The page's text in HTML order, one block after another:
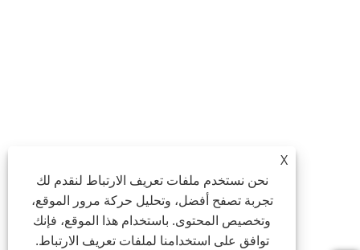
X
نحن نستخدم ملفات تعريف الارتباط لنقدم لك
تجربة تصفح أفضل، وتحليل حركة مرور الموقع،
وتخصيص المحتوى. باستخدام هذا الموقع، فإنك
توافق على استخدامنا لملفات تعريف الارتباط.